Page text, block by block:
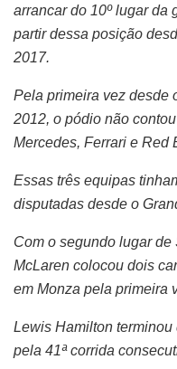
arrancar do 10º lugar da
partir dessa posição
2017.
Pela primeira vez desde
2012, o pódio não
Mercedes, Ferrari e Red
Essas três equipas
disputadas desde o
Com o segundo lugar de
McLaren colocou dois
em Monza pela primeira
Lewis Hamilton
pela 41ª corrida